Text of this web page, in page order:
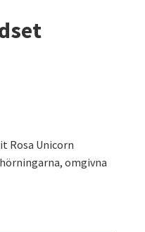
Rosa Unicorn
omgivna